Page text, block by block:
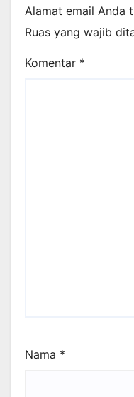
Alamat email Anda
Ruas yang wajib
Komentar *
Nama *